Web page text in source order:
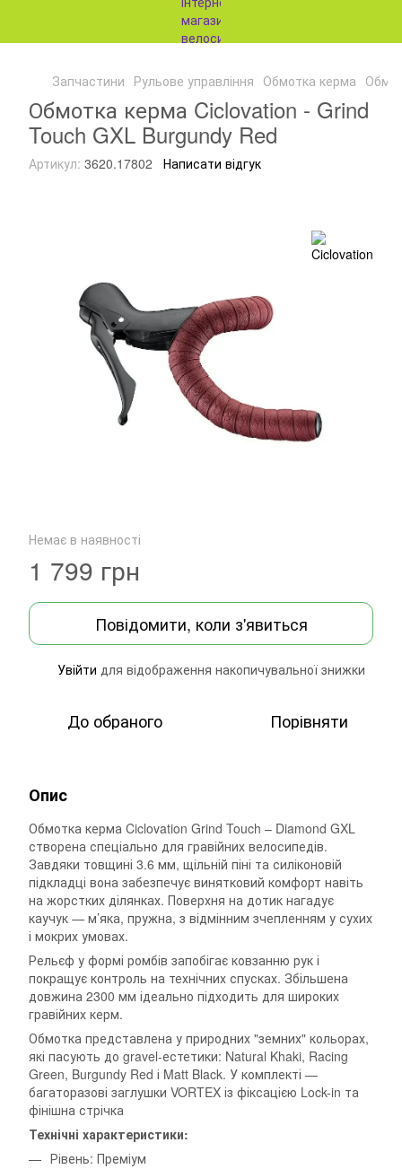
Запчастини Рульове управління Обмотка керма
Обмотка керма Ciclovation - Grind
Touch GXL Burgundy Red
Артикул: 3620.17802 Написати відгук
Немає в наявності
1 799 грн
Повідомити, коли з'явиться
Увійти для відображення накопичувальної знижки
До обраного Порівняти
Опис
Обмотка керма Ciclovation Grind Touch – Diamond GXL
створена спеціально для гравійних велосипедів.
Завдяки товщині 3.6 мм, щільній піні та силіконовій
підкладці вона забезпечує винятковий комфорт навіть
на жорстких ділянках. Поверхня на дотик нагадує
каучук — м’яка, пружна, з відмінним зчепленням у сухих
і мокрих умовах.
Рельєф у формі ромбів запобігає ковзанню рук і
покращує контроль на технічних спусках. Збільшена
довжина 2300 мм ідеально підходить для широких
гравійних керм.
Обмотка представлена у природних "земних" кольорах,
які пасують до gravel-естетики: Natural Khaki, Racing
Green, Burgundy Red і Matt Black. У комплекті —
багаторазові заглушки VORTEX із фіксацією Lock-in та
фінішна стрічка
Технічні характеристики:
Рівень: Преміум